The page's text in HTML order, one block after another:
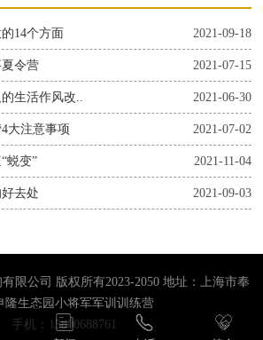
2021-09-18
14个方面
2021-07-15
令营
2021-06-30
生活作风改..
2021-07-02
大注意事项
2021-11-04
蜕变”
2021-09-03
去处
限公司 版权所有2023-2050 地址：上海市奉
隆生态园小将军军训训练营
手机：15800688761